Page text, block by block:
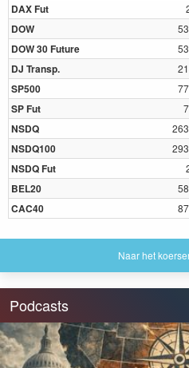
DAX Fut
DOW
DOW 30 Future
DJ Transp.
SP500
SP Fut
NSDQ
NSDQ100
NSDQ Fut
BEL20
CAC40
Naar het
Podcasts